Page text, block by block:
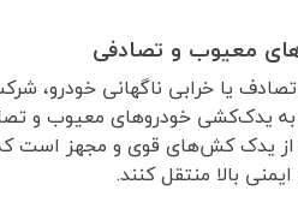
معیوب و تصادفی
تصادف یا خرابی ناگهانی
یدک‌کشی خودروهای معیوب و
یدک کش‌های قوی و مجهز است
بالا منتقل کنند.